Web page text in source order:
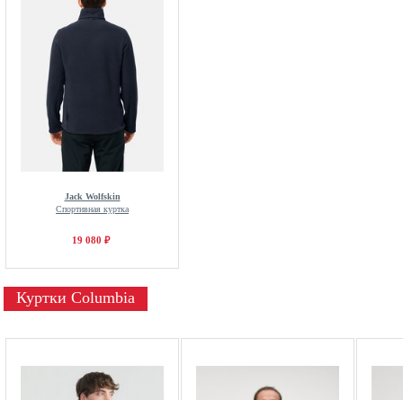
Jack Wolfskin
Спортивная куртка
19 080 ₽
Куртки Columbia